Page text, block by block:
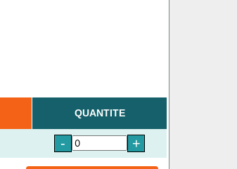
QUANTITE
- +